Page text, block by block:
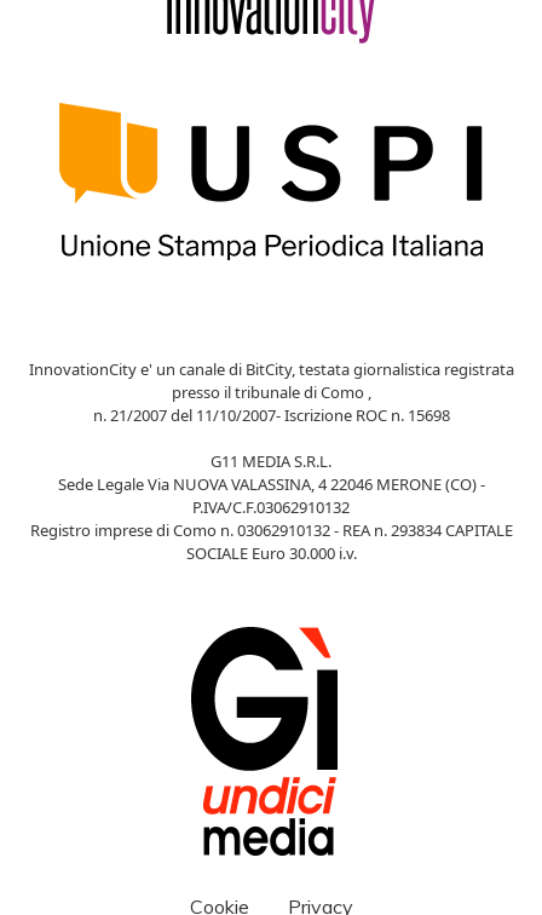
InnovationCity e' un canale di BitCity, testata giornalistica registrata
presso il tribunale di Como ,
n. 21/2007 del 11/10/2007- Iscrizione ROC n. 15698
G11 MEDIA S.R.L.
Sede Legale Via NUOVA VALASSINA, 4 22046 MERONE (CO) -
P.IVA/C.F.03062910132
Registro imprese di Como n. 03062910132 - REA n. 293834 CAPITALE
SOCIALE Euro 30.000 i.v.
Cookie Privacy